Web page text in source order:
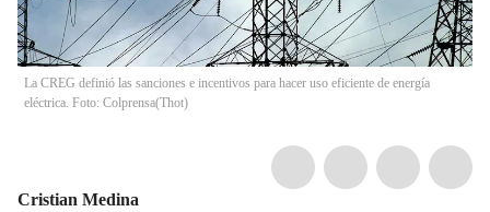
La CREG definió las sanciones e incentivos para hacer uso eficiente de energía
eléctrica. Foto: Colprensa(Thot)
Cristian Medina